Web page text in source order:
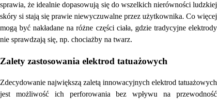
sprawia, że idealnie dopasowują się do wszelkich nierówności ludzkiej
skóry si stają się prawie niewyczuwalne przez użytkownika. Co więcej
mogą być nakładane na różne części ciała, gdzie tradycyjne elektrody
nie sprawdzają się, np. chociażby na twarz.
Zalety zastosowania elektrod tatuażowych
Zdecydowanie największą zaletą innowacyjnych elektrod tatuażowych
jest możliwość ich perforowania bez wpływu na przewodność